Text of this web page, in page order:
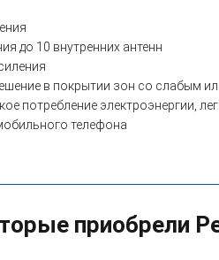
до 10 внутренних антенн
в покрытии зон со слабым
потребление электроэнергии,
телефона
приобрели